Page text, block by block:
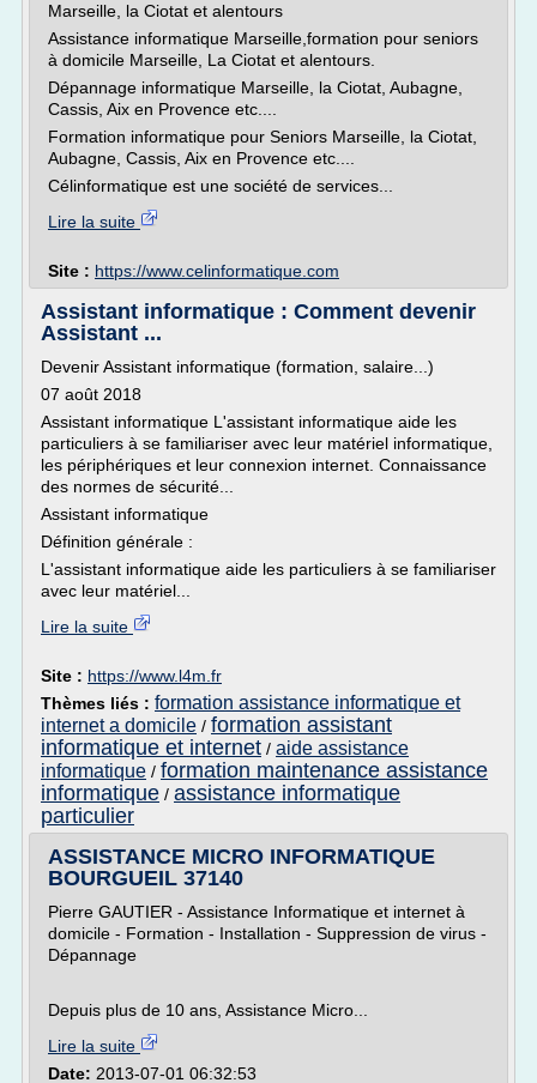
Marseille, la Ciotat et alentours
Assistance informatique Marseille,formation pour seniors
à domicile Marseille, La Ciotat et alentours.
Dépannage informatique Marseille, la Ciotat, Aubagne,
Cassis, Aix en Provence etc....
Formation informatique pour Seniors Marseille, la Ciotat,
Aubagne, Cassis, Aix en Provence etc....
Célinformatique est une société de services...
Lire la suite
Site : https://www.celinformatique.com
Assistant informatique : Comment devenir
Assistant ...
Devenir Assistant informatique (formation, salaire...)
07 août 2018
Assistant informatique L'assistant informatique aide les
particuliers à se familiariser avec leur matériel informatique,
les périphériques et leur connexion internet. Connaissance
des normes de sécurité...
Assistant informatique
Définition générale :
L'assistant informatique aide les particuliers à se familiariser
avec leur matériel...
Lire la suite
Site : https://www.l4m.fr
Thèmes liés : formation assistance informatique et
internet a domicile / formation assistant
informatique et internet / aide assistance
informatique / formation maintenance assistance
informatique / assistance informatique
particulier
ASSISTANCE MICRO INFORMATIQUE
BOURGUEIL 37140
Pierre GAUTIER - Assistance Informatique et internet à
domicile - Formation - Installation - Suppression de virus -
Dépannage
Depuis plus de 10 ans, Assistance Micro...
Lire la suite
Date: 2013-07-01 06:32:53